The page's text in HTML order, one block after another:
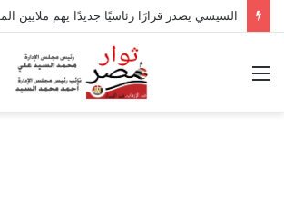
السيسي يصدر قرارًا رئاسيًا جديدًا يهم ملايين
القائمة